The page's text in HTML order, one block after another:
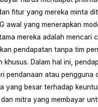
fitur yang mereka minta
awal yang menerapkan
mereka adalah mencari
pendapatan tanpa tim
khusus. Dalam hal ini,
pendanaan atau pengguna
yang besar terhadap
mitra yang membayar